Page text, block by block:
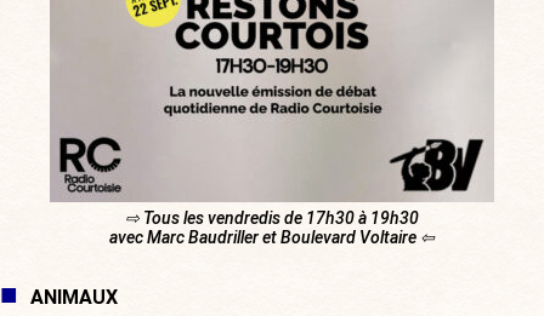
⇨ Tous les vendredis de 17h30 à 19h30
avec Marc Baudriller et Boulevard Voltaire ⇦
ANIMAUX